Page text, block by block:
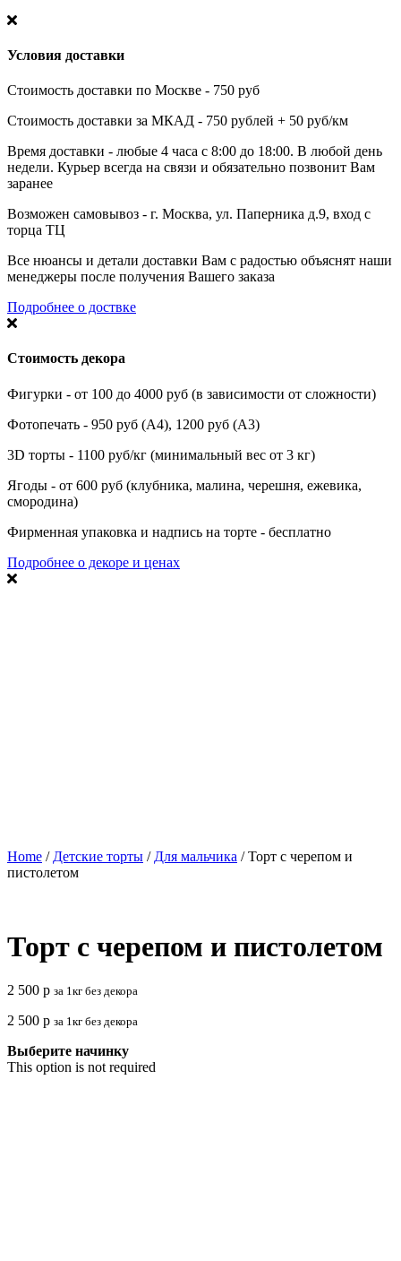
Условия доставки
Стоимость доставки по Москве - 750 руб
Стоимость доставки за МКАД - 750 рублей + 50 руб/км
Время доставки - любые 4 часа с 8:00 до 18:00. В любой день
недели. Курьер всегда на связи и обязательно позвонит Вам
заранее
Возможен самовывоз - г. Москва, ул. Паперника д.9, вход с
торца ТЦ
Все нюансы и детали доставки Вам с радостью объяснят наши
менеджеры после получения Вашего заказа
Подробнее о доствке
Стоимость декора
Фигурки - от 100 до 4000 руб (в зависимости от сложности)
Фотопечать - 950 руб (А4), 1200 руб (А3)
3D торты - 1100 руб/кг (минимальный вес от 3 кг)
Ягоды - от 600 руб (клубника, малина, черешня, ежевика,
смородина)
Фирменная упаковка и надпись на торте - бесплатно
Подробнее о декоре и ценах
Home / Детские торты / Для мальчика / Торт с черепом и
пистолетом
Торт с черепом и пистолетом
2 500 р за 1кг без декора
2 500 р за 1кг без декора
Выберите начинку
This option is not required